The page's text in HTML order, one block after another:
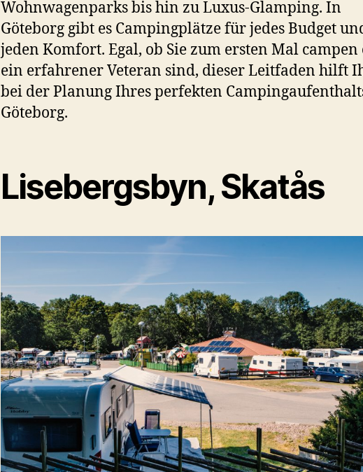
Wohnwagenparks bis hin zu Luxus-Glamping. In
Göteborg gibt es Campingplätze für jedes Budget
jeden Komfort. Egal, ob Sie zum ersten Mal campen
ein erfahrener Veteran sind, dieser Leitfaden hilft
bei der Planung Ihres perfekten
Göteborg.
Lisebergsbyn, Skatås